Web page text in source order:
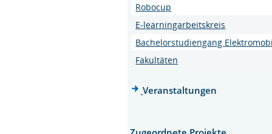
Robocup
E-learningarbeitskreis
Bachelorstudiengang
Fakultäten
Veranstaltungen